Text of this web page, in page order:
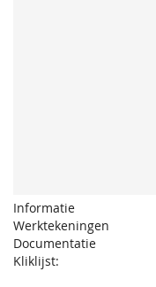
Informatie
Werktekeningen
Documentatie
Kliklijst: